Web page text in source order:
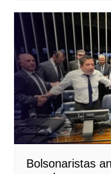
Bolsonaristas